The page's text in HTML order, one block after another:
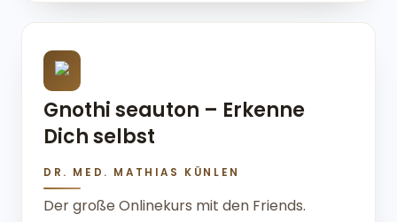
Gnothi seauton – Erkenne
Dich selbst
DR. MED. MATHIAS KÜNLEN
Der große Onlinekurs mit den Friends.